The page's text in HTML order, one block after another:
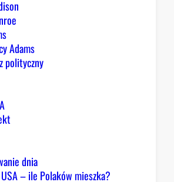
Adams
polityczny
dnia
– ile Polaków mieszka?